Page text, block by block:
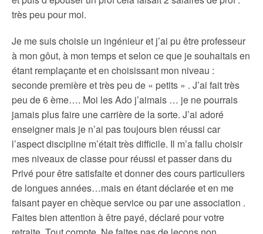
très peu pour moi.
Je me suis choisie un ingénieur et j’ai pu être professeur
à mon gôut, à mon temps et selon ce que je souhaitais en
étant remplaçante et en choisissant mon niveau :
seconde première et très peu de « petits » . J’ai fait très
peu de 6 ème…. Moi les Ado j’aimais … je ne pourrais
jamais plus faire une carrière de la sorte. J’ai adoré
enseigner mais je n’ai pas toujours bien réussi car
l’aspect discipline m’était très difficile. Il m’a fallu choisir
mes niveaux de classe pour réussi et passer dans du
Privé pour être satisfaite et donner des cours particuliers
de longues années…mais en étant déclarée et en me
faisant payer en chèque service ou par une association .
Faites bien attention à être payé, déclaré pour votre